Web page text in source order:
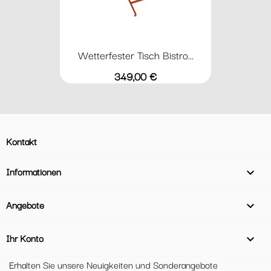
Wetterfester Tisch Bistro...
Preis
349,00 €
Kontakt
Informationen 
Angebote 
Ihr Konto

Erhalten Sie unsere Neuigkeiten und Sonderangebote